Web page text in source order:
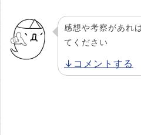
感想や考察があれ
てください
↓コメントする